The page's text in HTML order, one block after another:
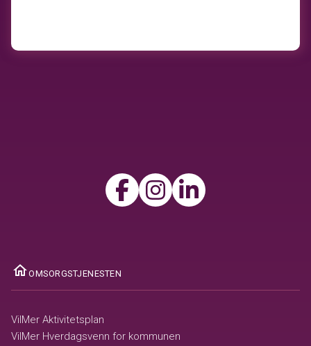
OMSORGSTJENESTEN
VilMer Aktivitetsplan
VilMer Hverdagsvenn for kommunen